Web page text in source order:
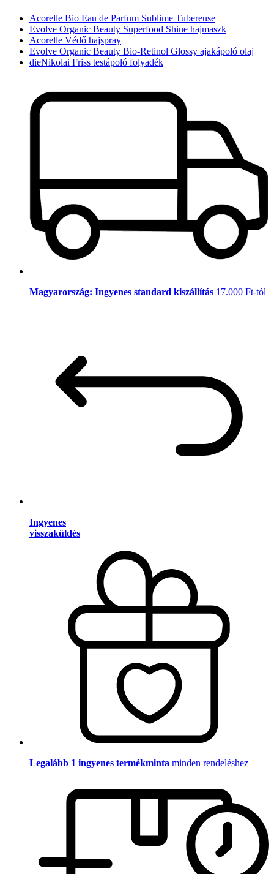
Acorelle Bio Eau de Parfum Sublime Tubereuse
Evolve Organic Beauty Superfood Shine hajmaszk
Acorelle Védő hajspray
Evolve Organic Beauty Bio-Retinol Glossy ajakápoló olaj
dieNikolai Friss testápoló folyadék
Magyarország: Ingyenes standard kiszállítás 17.000 Ft-tól
Ingyenes
visszaküldés
Legalább 1 ingyenes termékminta minden rendeléshez